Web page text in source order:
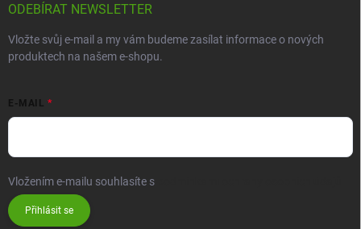
ODEBÍRAT NEWSLETTER
Vložte svůj e-mail a my vám budeme zasílat informace o nových
produktech na našem e-shopu.
E-MAIL
Vložením e-mailu souhlasíte s
Přihlásit se